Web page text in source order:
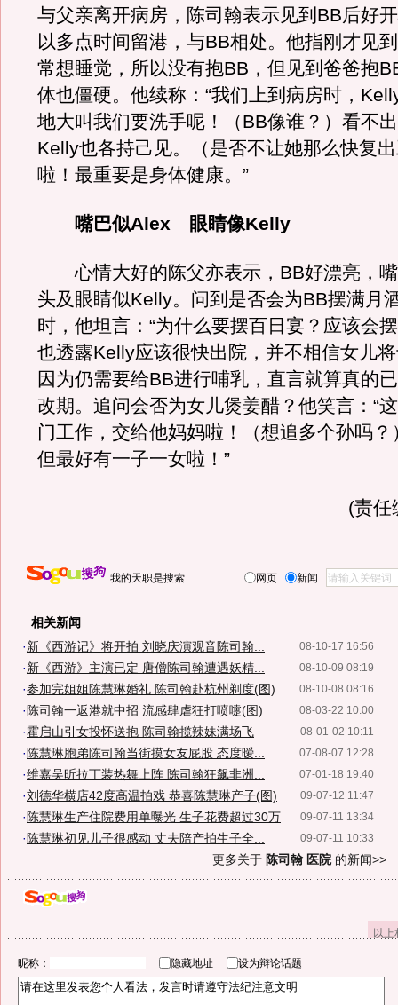
与父亲离开病房，陈司翰表示见到BB后好
以多点时间留港，与BB相处。他指刚才见
常想睡觉，所以没有抱BB，但见到爸爸抱
体也僵硬。他续称：“我们上到病房时，
地大叫我们要洗手呢！（BB像谁？）看不
Kelly也各持己见。（是否不让她那么快复
啦！最重要是身体健康。”
嘴巴似Alex 眼睛像Kelly
心情大好的陈父亦表示，BB好漂亮，嘴
头及眼睛似Kelly。问到是否会为BB摆满月
时，他坦言：“为什么要摆百日宴？应该会
也透露Kelly应该很快出院，并不相信女儿
因为仍需要给BB进行哺乳，直言就算真的
改期。追问会否为女儿煲姜醋？他笑言：“
门工作，交给他妈妈啦！（想追多个孙吗
但最好有一子一女啦！”
(责任
我的天职是搜索 网页 新闻
相关新闻
08-10-17 16:56
·新《西游记》将开拍 刘晓庆演观音陈司翰...
08-10-09 08:19
·新《西游》主演已定 唐僧陈司翰遭遇妖精...
08-10-08 08:16
·参加完姐姐陈慧琳婚礼 陈司翰赴杭州剃度(图)
08-03-22 10:00
· 陈司翰一返港就中招 流感肆虐狂打喷嚏(图)
08-01-02 10:11
·霍启山引女投怀送抱 陈司翰揽辣妹满场飞
07-08-07 12:28
· 陈慧琳胞弟陈司翰当街摸女友屁股 态度暧...
07-01-18 19:40
·维嘉吴昕拉丁装热舞上阵 陈司翰狂飙非洲...
09-07-12 11:47
·刘德华横店42度高温拍戏 恭喜陈慧琳产子(图)
09-07-11 13:34
· 陈慧琳生产住院费用单曝光 生子花费超过30万
09-07-11 10:33
· 陈慧琳初见儿子很感动 丈夫陪产拍生子全...
更多关于 陈司翰 医院的新闻>>
以
昵称： 隐藏地址 设为辩论话题